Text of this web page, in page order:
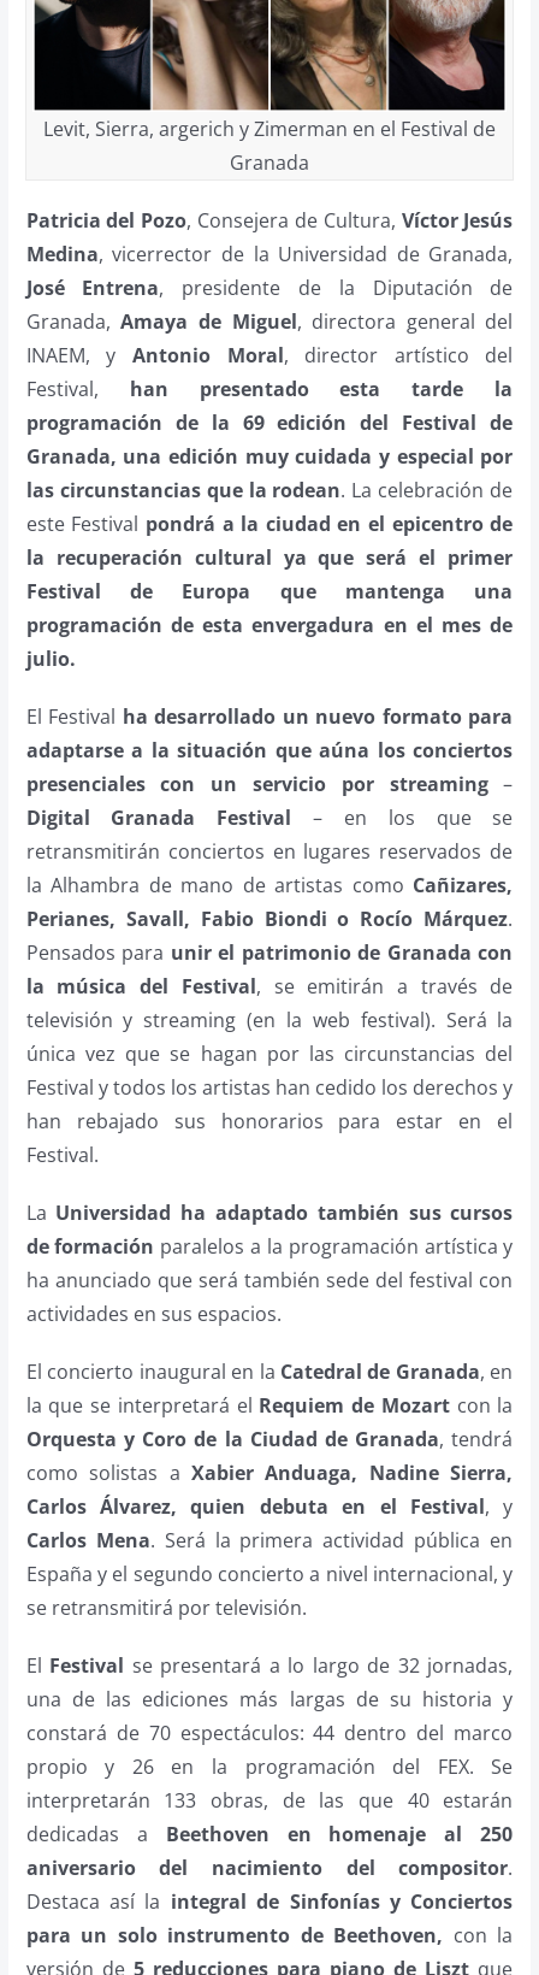
Levit, Sierra, argerich y Zimerman en el Festival de
Granada
Patricia del Pozo, Consejera de Cultura, Víctor Jesús
Medina, vicerrector de la Universidad de Granada,
José Entrena, presidente de la Diputación de
Granada,Amaya de Miguel, directora general del
INAEM, y Antonio Moral, director artístico del
Festival, han presentado esta tarde la
programación de la 69 edición del Festival de
Granada, una edición muy cuidada y especial por
las circunstancias que la rodean. La celebración de
este Festival pondrá a la ciudad en el epicentro de
la recuperación cultural ya que será el primer
Festival de Europa que mantenga una
programación de esta envergadura en el mes de
julio.
El Festival ha desarrollado un nuevo formato para
adaptarse a la situación que aúna los conciertos
presenciales con un servicio por streaming–
Digital Granada Festival – en los que se
retransmitirán conciertos en lugares reservados de
la Alhambra de mano de artistas como Cañizares,
Perianes, Savall, Fabio Biondi o Rocío Márquez.
Pensados para unir el patrimonio de Granada con
la música del Festival, se emitirán a través de
televisión y streaming (en la web festival). Será la
única vez que se hagan por las circunstancias del
Festival y todos los artistas han cedido los derechos y
han rebajado sus honorarios para estar en el
Festival.
La Universidad ha adaptado también sus cursos
de formación paralelos a la programación artística y
ha anunciado que será también sede del festival con
actividades en sus espacios.
El concierto inaugural en la Catedral de Granada, en
la que se interpretará el Requiem de Mozartcon la
Orquesta y Coro de la Ciudad de Granada, tendrá
como solistas a Xabier Anduaga, Nadine Sierra,
Carlos Álvarez, quien debuta en el Festival, y
Carlos Mena. Será la primera actividad pública en
España y el segundo concierto a nivel internacional, y
se retransmitirá por televisión.
El Festival se presentará a lo largo de 32 jornadas,
una de las ediciones más largas de su historia y
constará de 70 espectáculos: 44 dentro del marco
propio y 26 en la programación del FEX.Se
interpretarán 133 obras, de las que 40 estarán
dedicadas a Beethoven en homenaje al 250
aniversario del nacimiento del compositor.
Destaca así la integral de Sinfonías y Conciertos
para un solo instrumento de Beethoven, con la
versión de 5 reducciones para piano de Liszt que